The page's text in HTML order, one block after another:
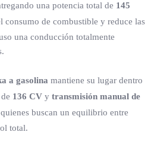
una potencia total de 145
consumo de combustible y reduce las
una conducción totalmente
a gasolina mantiene su lugar dentro
136 CV y transmisión manual de
buscan un equilibrio entre
total.